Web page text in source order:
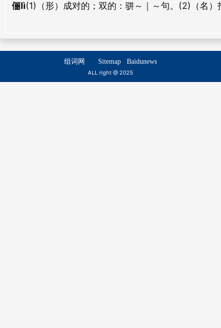
俪lì(1)（形）成对的；双的： 骈～｜～句。 (2)（名）
组词网 Sitemap Baidunews
ALL right @ 2025